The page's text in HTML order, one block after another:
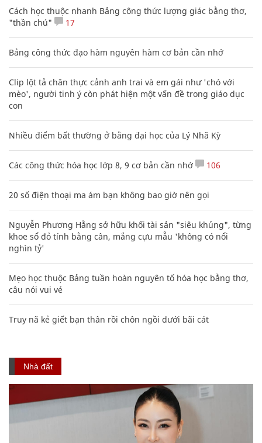
Cách học thuộc nhanh Bảng công thức lượng giác bằng thơ,
"thần chú"
17
Bảng công thức đạo hàm nguyên hàm cơ bản cần nhớ
Clip lột tả chân thực cảnh anh trai và em gái như 'chó với
mèo', người tinh ý còn phát hiện một vấn đề trong giáo dục
con
Nhiều điểm bất thường ở bằng đại học của Lý Nhã Kỳ
Các công thức hóa học lớp 8, 9 cơ bản cần nhớ 106
20 số điện thoại ma ám bạn không bao giờ nên gọi
Nguyễn Phương Hằng sở hữu khối tài sản "siêu khủng", từng
khoe sổ đỏ tính bằng cân, mắng cựu mẫu 'không có nổi
nghìn tỷ'
Mẹo học thuộc Bảng tuần hoàn nguyên tố hóa học bằng thơ,
câu nói vui vẻ
Truy nã kẻ giết bạn thân rồi chôn ngồi dưới bãi cát
Nhà đất